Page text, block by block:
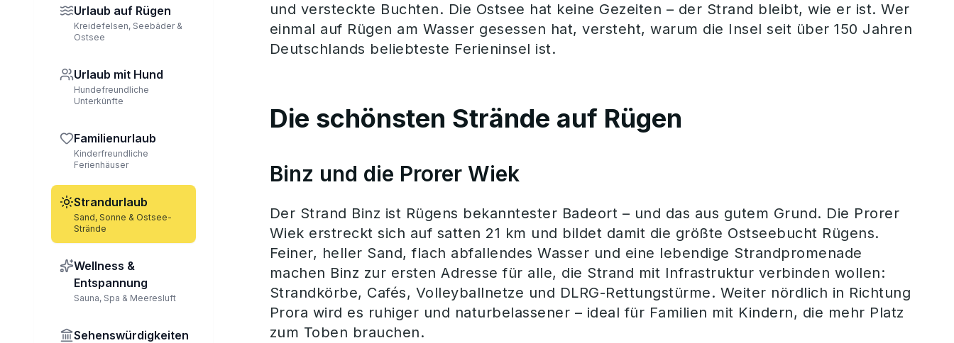
Gastgeber werden
Ferienwohnung vermieten
Jobs
Karriere bei ruyastay®
Urlaub auf Rügen
Kreidefelsen, Seebäder &
Ostsee
Urlaub mit Hund
Hundefreundliche
Unterkünfte
Familienurlaub
Kinderfreundliche
Ferienhäuser
Strandurlaub
Sand, Sonne & Ostsee-
Strände
Wellness &
Entspannung
Sauna, Spa & Meeresluft
Sehenswürdigkeiten
und versteckte Buchten. Die Ostsee hat keine Gezeiten – der Strand bleibt, wie er ist. Wer
einmal auf Rügen am Wasser gesessen hat, versteht, warum die Insel seit über 150 Jahren
Deutschlands beliebteste Ferieninsel ist.
Die schönsten Strände auf Rügen
Binz und die Prorer Wiek
Der Strand Binz ist Rügens bekanntester Badeort – und das aus gutem Grund. Die Prorer
Wiek erstreckt sich auf satten 21 km und bildet damit die größte Ostseebucht Rügens.
Feiner, heller Sand, flach abfallendes Wasser und eine lebendige Strandpromenade
machen Binz zur ersten Adresse für alle, die Strand mit Infrastruktur verbinden wollen:
Strandkörbe, Cafés, Volleyballnetze und DLRG-Rettungstürme. Weiter nördlich in Richtung
Prora wird es ruhiger und naturbelassener – ideal für Familien mit Kindern, die mehr Platz
zum Toben brauchen.